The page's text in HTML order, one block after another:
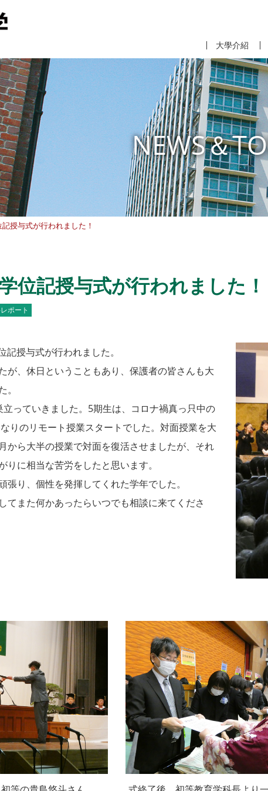
大學介紹
NEWS＆
授与式が行われました！
位記授与式が行われました！
ポート
授与式が行われました。
が、休日ということもあり、保護者の皆さんも大
っていきました。5期生は、コロナ禍真っ只中の
りのリモート授業スタートでした。対面授業を大
から大半の授業で対面を復活させましたが、それ
りに相当な苦労をしたと思います。
り、個性を発揮してくれた学年でした。
てまた何かあったらいつでも相談に来てくださ